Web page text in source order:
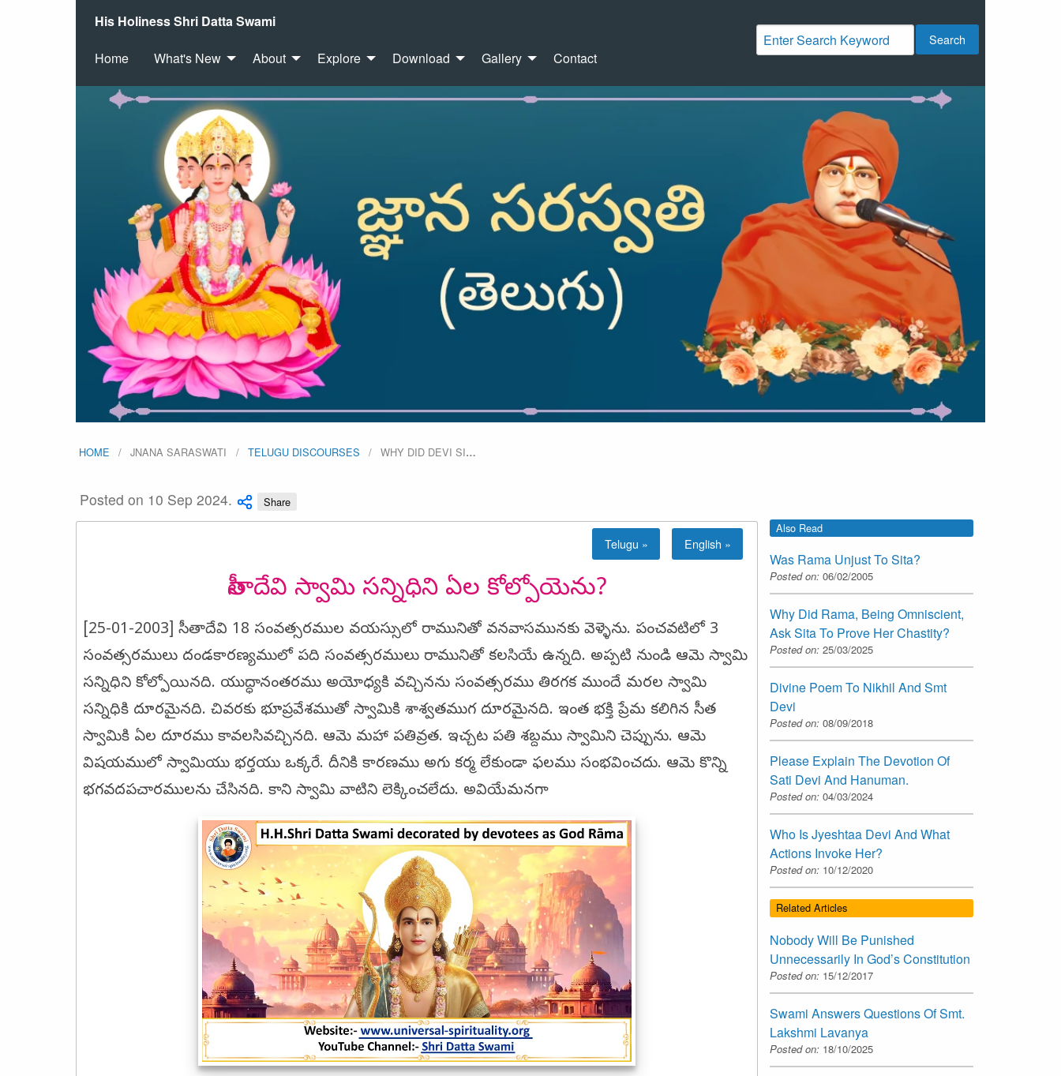
His Holiness Shri Datta Swami
Home What's New About Explore Download Gallery Contact
Search
HOME JNANA SARASWATI TELUGU DISCOURSES WHY DID DEVI SI…
Posted on 10 Sep 2024. Share
Telugu » English »
సీతాదేవి స్వామి సన్నిధిని ఏల కోల్పోయెను?
[25-01-2003] సీతాదేవి 18 సంవత్సరముల వయస్సులో రామునితో వనవాసమునకు వెళ్ళెను. పంచవటిలో 3
సంవత్సరములు దండకారణ్యములో పది సంవత్సరములు రామునితో కలసియే ఉన్నది. అప్పటి నుండి ఆమె స్వామి
సన్నిధిని కోల్పోయినది. యుద్ధానంతరము అయోధ్యకి వచ్చినను సంవత్సరము తిరగక ముందే మరల స్వామి
సన్నిధికి దూరమైనది. చివరకు భూప్రవేశముతో స్వామికి శాశ్వతముగ దూరమైనది. ఇంత భక్తి ప్రేమ కలిగిన సీత
స్వామికి ఏల దూరము కావలసివచ్చినది. ఆమె మహా పతివ్రత. ఇచ్చట పతి శబ్దము స్వామిని చెప్పును. ఆమె
విషయములో స్వామియు భర్తయు ఒక్కరే. దీనికి కారణము అగు కర్మ లేకుండా ఫలము సంభవించదు. ఆమె కొన్ని
భగవదపచారములను చేసినది. కాని స్వామి వాటిని లెక్కించలేదు. అవియేమనగా
Also Read
Was Rama Unjust To Sita?
Posted on: 06/02/2005
Why Did Rama, Being Omniscient,
Ask Sita To Prove Her Chastity?
Posted on: 25/03/2025
Divine Poem To Nikhil And Smt
Devi
Posted on: 08/09/2018
Please Explain The Devotion Of
Sati Devi And Hanuman.
Posted on: 04/03/2024
Who Is Jyeshtaa Devi And What
Actions Invoke Her?
Posted on: 10/12/2020
Related Articles
Nobody Will Be Punished
Unnecessarily In God’s Constitution
Posted on: 15/12/2017
Swami Answers Questions Of Smt.
Lakshmi Lavanya
Posted on: 18/10/2025